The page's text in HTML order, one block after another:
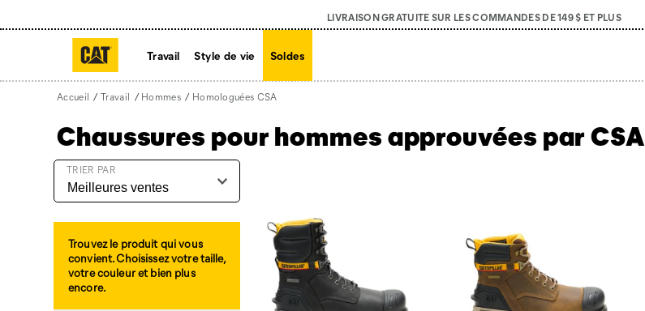
LIVRAISON GRATUITE SUR LES COMMANDES DE 149 $ ET PLUS
Travail Style de vie Soldes
Accueil Travail Hommes Homologuées CSA
Chaussures pour hommes approuvées par CSA
TRIER PAR
Trouvez le produit qui vous
convient. Choisissez votre taille,
votre couleur et bien plus
encore.